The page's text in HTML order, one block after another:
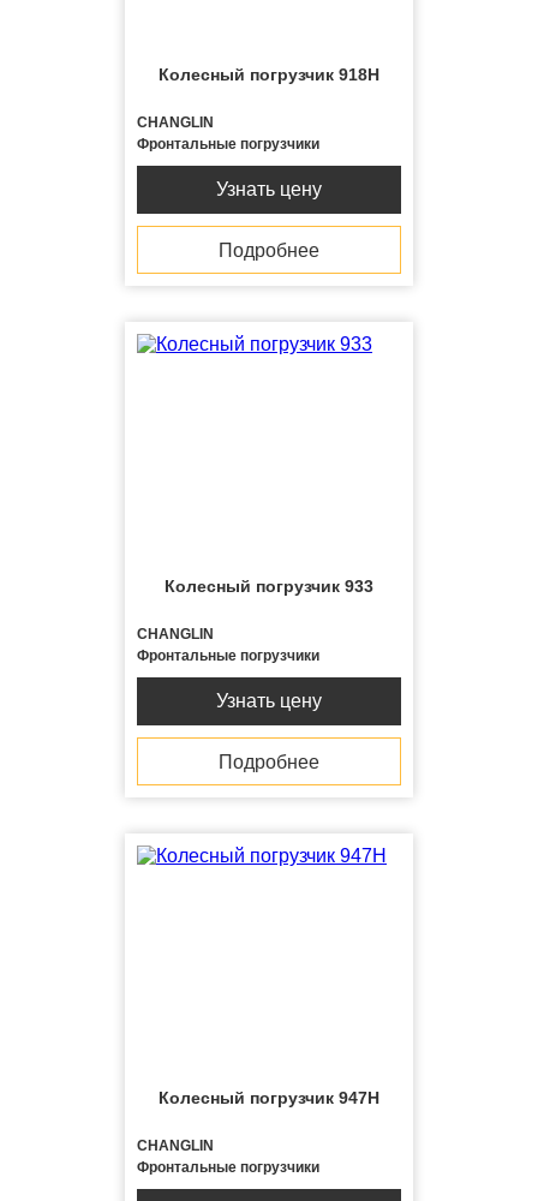
Колесный погрузчик 918H
CHANGLIN
Фронтальные погрузчики
Узнать цену
Подробнее
Колесный погрузчик 933
CHANGLIN
Фронтальные погрузчики
Узнать цену
Подробнее
Колесный погрузчик 947H
CHANGLIN
Фронтальные погрузчики